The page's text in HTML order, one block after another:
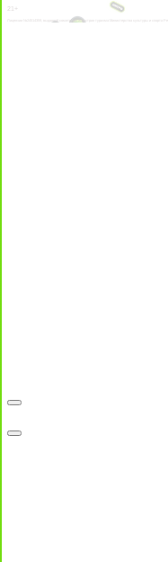
21+
Лицензии №24514359, выданной комитетом индустрии туризма Министерства культуры и спорта